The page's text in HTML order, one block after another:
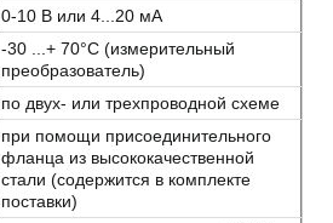
0-10 В или 4...20 мA
-30 ...+ 70°C (измерительный
преобразователь)
по двух- или трехпроводной схеме
при помощи присоединительного
фланца из высококачественной
стали (содержится в комплекте
поставки)